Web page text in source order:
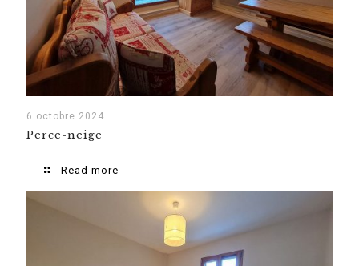
6 octobre 2024
Perce-neige
Read more